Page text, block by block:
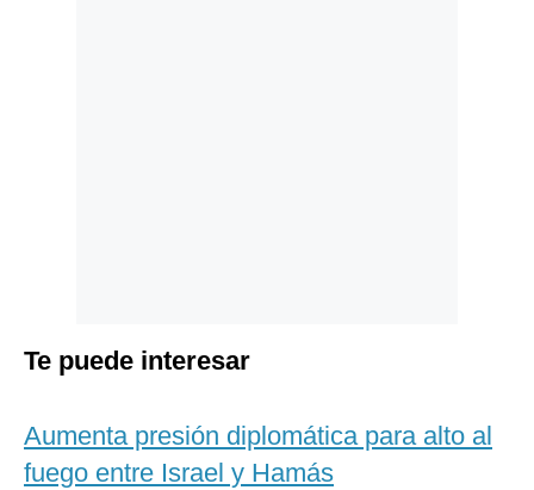
Te puede interesar
Aumenta presión diplomática para alto al
fuego entre Israel y Hamás